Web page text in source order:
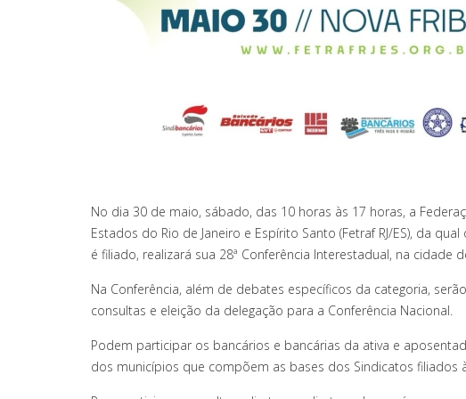
No dia 30 de maio, sábado, das 10 horas às 17 horas, a
Estados do Rio de Janeiro e Espírito Santo (Fetraf RJ/ES), da
é filiado, realizará sua 28ª Conferência Interestadual, na cidade
Na Conferência, além de debates específicos da categoria,
consultas e eleição da delegação para a Conferência Nacional.
Podem participar os bancários e bancárias da ativa e
dos municípios que compõem as bases dos Sindicatos filiados